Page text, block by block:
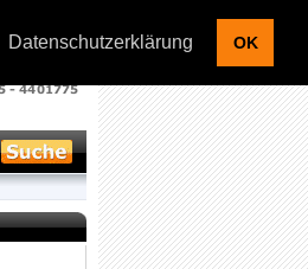
Datenschutzerklärung OK